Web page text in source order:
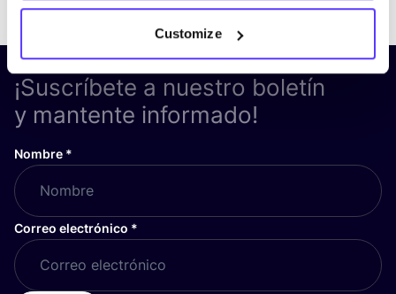
Customize
¡Suscríbete a nuestro boletín
y mantente informado!
Nombre *
Correo electrónico *